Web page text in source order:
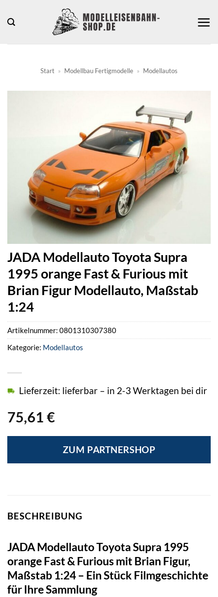
Inhalt
Start » Modellbau Fertigmodelle » Modellautos
JADA Modellauto Toyota Supra
1995 orange Fast & Furious mit
Brian Figur Modellauto, Maßstab
1:24
75,61 €
Lieferzeit: lieferbar – in 2-3 Werktagen bei dir
ZUM PARTNERSHOP
Artikelnummer: 0801310307380
Kategorie: Modellautos
BESCHREIBUNG
JADA Modellauto Toyota Supra 1995
orange Fast & Furious mit Brian Figur,
Maßstab 1:24 – Ein Stück Filmgeschichte
für Ihre Sammlung